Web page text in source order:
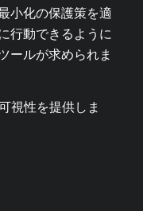
小化の保護策を適
行動できるように
ールが求められま
視性を提供しま